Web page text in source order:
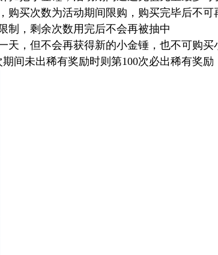
购买次数为活动期间限购，购买完毕后不可
制，剩余次数用完后不会再被抽中
天，但不会再获得新的小金锤，也不可购
间未出稀有奖励时则第100次必出稀有奖励